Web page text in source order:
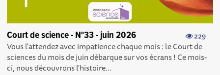
229
Court de science - N°33 - juin 2026
Vous l'attendez avec impatience chaque mois : le Court de
sciences du mois de juin débarque sur vos écrans ! Ce mois-
ci, nous découvrons l'histoire...